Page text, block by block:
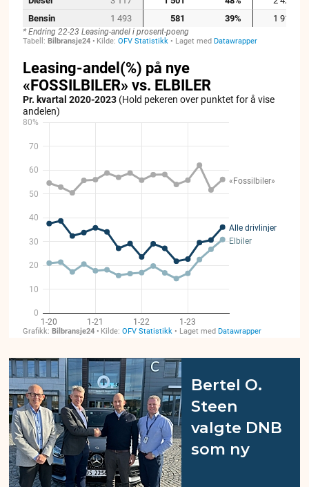
Bertel O.
Steen
valgte DNB
som ny